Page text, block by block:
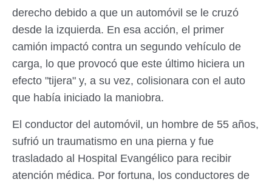
derecho debido a que un automóvil se le cruzó
desde la izquierda. En esa acción, el primer
camión impactó contra un segundo vehículo de
carga, lo que provocó que este último hiciera un
efecto "tijera" y, a su vez, colisionara con el auto
que había iniciado la maniobra.
El conductor del automóvil, un hombre de 55 años,
sufrió un traumatismo en una pierna y fue
trasladado al Hospital Evangélico para recibir
atención médica. Por fortuna, los conductores de